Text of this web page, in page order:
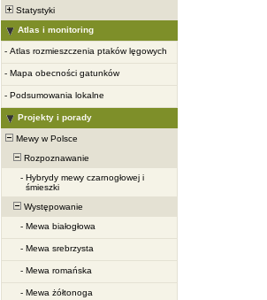
Statystyki
Atlas i monitoring
- Atlas rozmieszczenia ptaków lęgowych
- Mapa obecności gatunków
- Podsumowania lokalne
Projekty i porady
Mewy w Polsce
Rozpoznawanie
- Hybrydy mewy czarnogłowej i
śmieszki
Występowanie
- Mewa białogłowa
- Mewa srebrzysta
- Mewa romańska
- Mewa żółtonoga